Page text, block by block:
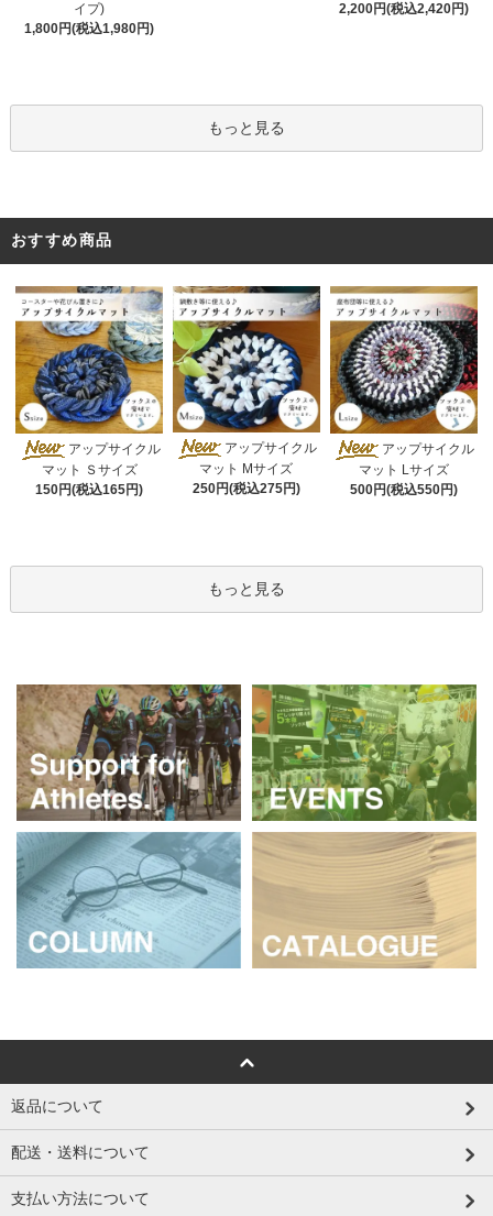
イプ)
1,800円(税込1,980円)
2,200円(税込2,420円)
もっと見る
おすすめ商品
アップサイクル
マット Ｓサイズ
150円(税込165円)
アップサイクル
マット Mサイズ
250円(税込275円)
アップサイクル
マット Lサイズ
500円(税込550円)
もっと見る
返品について
配送・送料について
支払い方法について